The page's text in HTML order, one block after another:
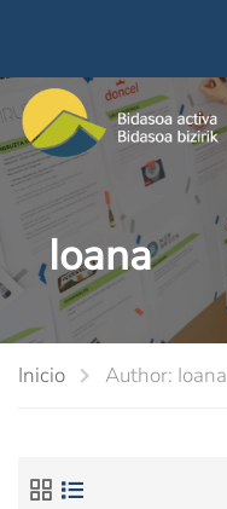
Ioana
Inicio Author: Ioana